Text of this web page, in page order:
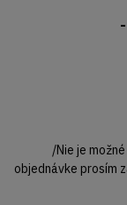
-
/Nie je možné
objednávke prosím